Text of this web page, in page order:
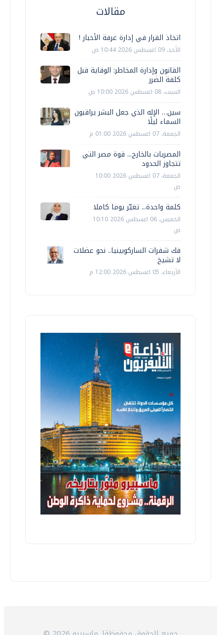
مقالات
اتخاذ القرار في إدارة غرفة الأخبار !
الأحد، 09 اغسطس 2026 10:44 ص
القانون وإدارة المخاطر: الوقاية قبل
كلفة الضرر
السبت، 08 اغسطس 2026 10:00 ص
سين… الإله الذي جعل البشر يراقبون
السماء ليلًا
الجمعة، 07 اغسطس 2026 01:00 م
المصريات بالخارج... قوة مصر التي
تتجاوز الحدود
الجمعة، 07 اغسطس 2026 10:00
ص
كلمة واحدة... تغيّر يوما كاملا
الخميس، 06 اغسطس 2026 10:10
ص
فك شفرات الساركوبينيا.. نحو عضلات
لا تشيخ
الأربعاء، 05 اغسطس 2026 12:00 م